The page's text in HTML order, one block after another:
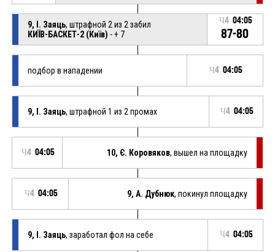
9, І. Заяць, штрафной 2 из 2 забил
КИЇВ-БАСКЕТ-2 (Київ) - + 7
Ч4 04:05
87-80
подбор в нападении Ч4 04:05
9, І. Заяць, штрафной 1 из 2 промах Ч4 04:05
Ч4 04:05 10, Є. Коровяков, вышел на площадку
Ч4 04:05 9, А. Дубнюк, покинул площадку
9, І. Заяць, заработал фол на себе Ч4 04:05